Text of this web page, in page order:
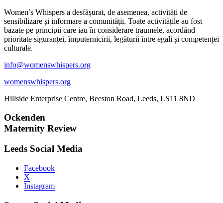
Women’s Whispers a desfășurat, de asemenea, activități de
sensibilizare și informare a comunității. Toate activitățile au fost
bazate pe principii care iau în considerare traumele, acordând
prioritate siguranței, împuternicirii, legăturii între egali și competenței
culturale.
info@womenswhispers.org
womenswhispers.org
Hillside Enterprise Centre, Beeston Road, Leeds, LS11 8ND
Ockenden
Maternity Review
Leeds Social Media
Facebook
X
Instagram